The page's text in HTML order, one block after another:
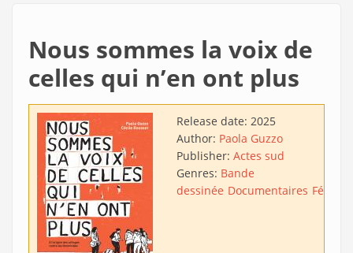
Nous sommes la voix de
celles qui n’en ont plus
Release date: 2025
Author: Paola Guzzo
Publisher: Actes sud
Genres: Bande
dessinée Documentaires